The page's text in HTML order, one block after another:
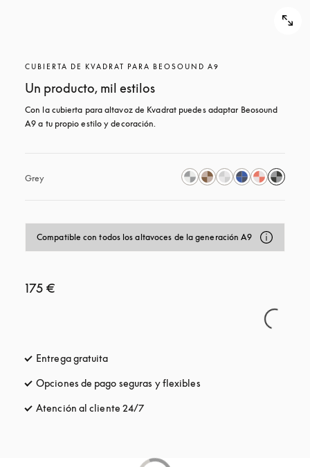
CUBIERTA DE KVADRAT PARA BEOSOUND A9
Un producto, mil estilos
Con la cubierta para altavoz de Kvadrat puedes adaptar Beosound
A9 a tu propio estilo y decoración.
Grey
Compatible con todos los altavoces de la generación A9
175 €
Entrega gratuita
Opciones de pago seguras y flexibles
Atención al cliente 24/7